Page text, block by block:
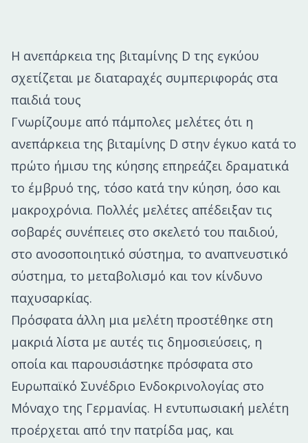
Η ανεπάρκεια της βιταμίνης D της εγκύου
σχετίζεται με διαταραχές συμπεριφοράς στα
παιδιά τους
Γνωρίζουμε από πάμπολες μελέτες ότι η
ανεπάρκεια της βιταμίνης D στην έγκυο κατά το
πρώτο ήμισυ της κύησης επηρεάζει δραματικά
το έμβρυό της, τόσο κατά την κύηση, όσο και
μακροχρόνια. Πολλές μελέτες απέδειξαν τις
σοβαρές συνέπειες στο σκελετό του παιδιού,
στο ανοσοποιητικό σύστημα, το αναπνευστικό
σύστημα, το μεταβολισμό και τον κίνδυνο
παχυσαρκίας.
Πρόσφατα άλλη μια μελέτη προστέθηκε στη
μακριά λίστα με αυτές τις δημοσιεύσεις, η
οποία και παρουσιάστηκε πρόσφατα στο
Ευρωπαϊκό Συνέδριο Ενδοκρινολογίας στο
Μόναχο της Γερμανίας. Η εντυπωσιακή μελέτη
προέρχεται από την πατρίδα μας, και